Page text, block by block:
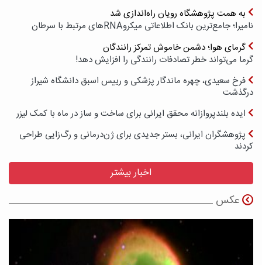
به همت پژوهشگاه رویان راه‌اندازی شد
نامیرا؛ جامع‌ترین بانک اطلاعاتی میکروRNAهای مرتبط با سرطان
گرمای هوا؛ دشمن خاموش تمرکز رانندگان
گرما می‌تواند خطر تصادفات رانندگی را افزایش دهد!
فرخ سعیدی، چهره ماندگار پزشکی و رییس اسبق دانشگاه شیراز
درگذشت
ایده بلندپروازانه محقق ایرانی برای ساخت و ساز در ماه با کمک لیزر
پژوهشگران ایرانی، بستر جدیدی برای ژن‌درمانی و رگ‌زایی طراحی
کردند
اخبار بیشتر
عکس